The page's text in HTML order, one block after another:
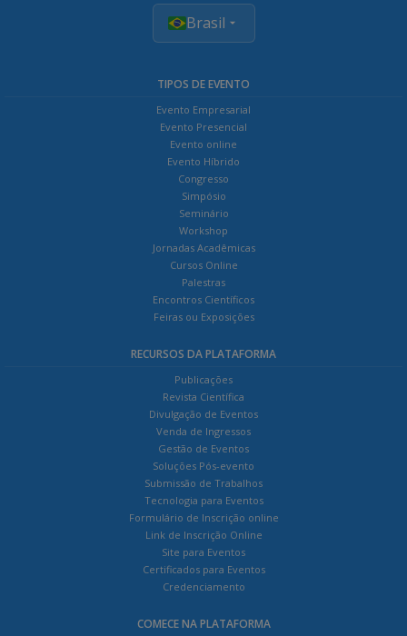
Brasil
TIPOS DE EVENTO
Evento Empresarial
Evento Presencial
Evento online
Evento Híbrido
Congresso
Simpósio
Seminário
Workshop
Jornadas Acadêmicas
Cursos Online
Palestras
Encontros Científicos
Feiras ou Exposições
RECURSOS DA PLATAFORMA
Publicações
Revista Científica
Divulgação de Eventos
Venda de Ingressos
Gestão de Eventos
Soluções Pós-evento
Submissão de Trabalhos
Tecnologia para Eventos
Formulário de Inscrição online
Link de Inscrição Online
Site para Eventos
Certificados para Eventos
Credenciamento
COMECE NA PLATAFORMA